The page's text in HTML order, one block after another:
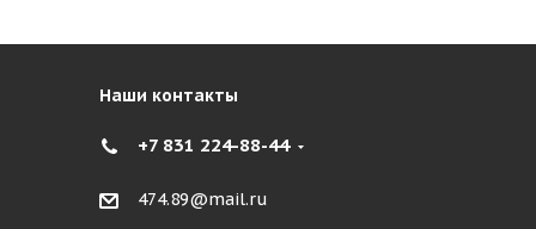
Наши контакты
+7 831 224-88-44
474.89@mail.ru